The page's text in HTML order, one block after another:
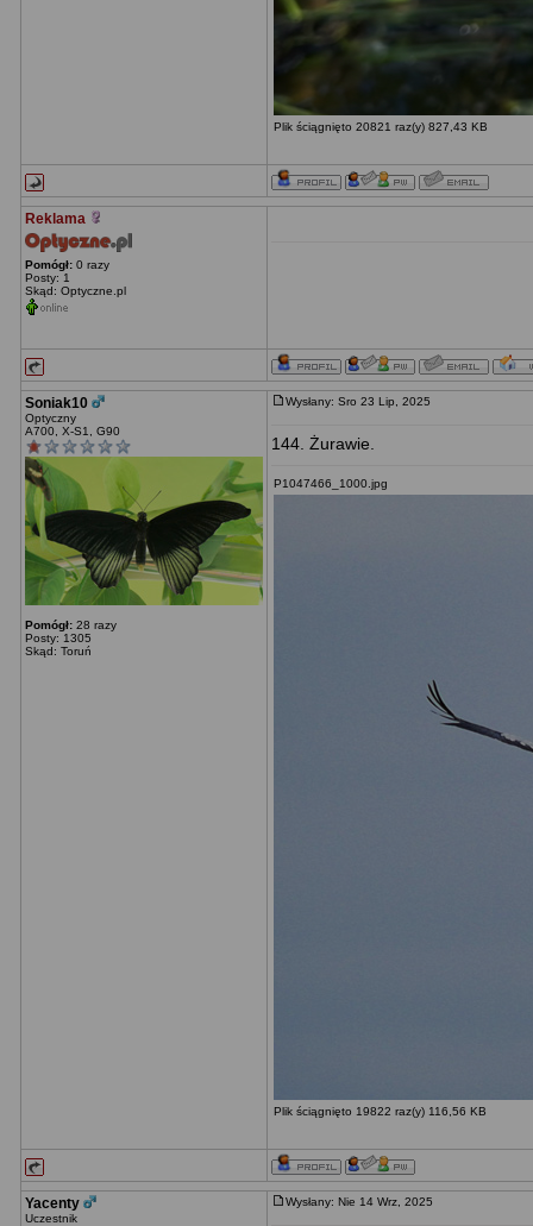
Plik ściągnięto 20821 raz(y) 827,43 KB
Reklama
Pomógł: 0 razy
Posty: 1
Skąd: Optyczne.pl
Soniak10
Optyczny
A700, X-S1, G90
Pomógł: 28 razy
Posty: 1305
Skąd: Toruń
Wysłany: Sro 23 Lip, 2025
144. Żurawie.
P1047466_1000.jpg
Plik ściągnięto 19822 raz(y) 116,56 KB
Yacenty
Uczestnik
Wysłany: Nie 14 Wrz, 2025